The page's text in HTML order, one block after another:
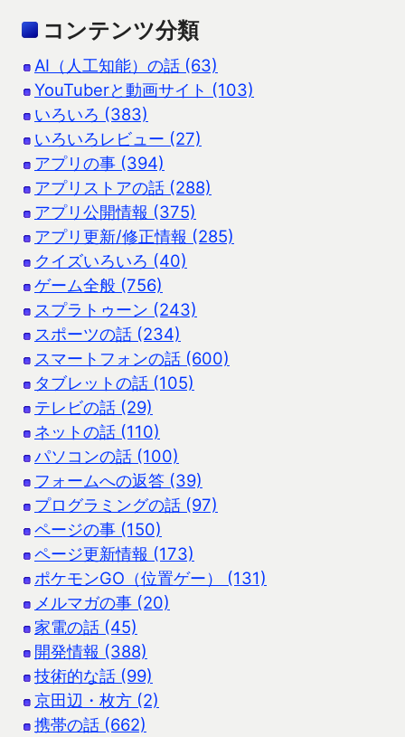
コンテンツ分類
AI（人工知能）の話 (63)
YouTuberと動画サイト (103)
いろいろ (383)
いろいろレビュー (27)
アプリの事 (394)
アプリストアの話 (288)
アプリ公開情報 (375)
アプリ更新/修正情報 (285)
クイズいろいろ (40)
ゲーム全般 (756)
スプラトゥーン (243)
スポーツの話 (234)
スマートフォンの話 (600)
タブレットの話 (105)
テレビの話 (29)
ネットの話 (110)
パソコンの話 (100)
フォームへの返答 (39)
プログラミングの話 (97)
ページの事 (150)
ページ更新情報 (173)
ポケモンGO（位置ゲー） (131)
メルマガの事 (20)
家電の話 (45)
開発情報 (388)
技術的な話 (99)
京田辺・枚方 (2)
携帯の話 (662)